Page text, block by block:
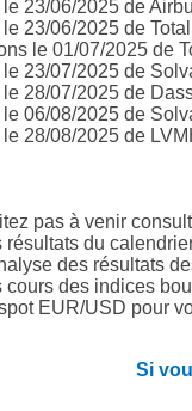
le 23/06/2025 de
le 23/06/2025 de
le 01/07/2025 de
le 23/07/2025 de
le 28/07/2025 de
le 06/08/2025 de
le 28/08/2025 de
pas à venir
résultats du
des résultats
cours des indices
EUR/USD pour
Si